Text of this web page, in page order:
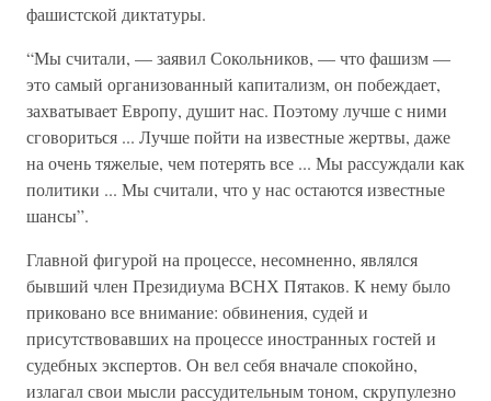
фашистской диктатуры.
“Мы считали, — заявил Сокольников, — что фашизм —
это самый организованный капитализм, он побеждает,
захватывает Европу, душит нас. Поэтому лучше с ними
сговориться ... Лучше пойти на известные жертвы, даже
на очень тяжелые, чем потерять все ... Мы рассуждали как
политики ... Мы считали, что у нас остаются известные
шансы”.
Главной фигурой на процессе, несомненно, являлся
бывший член Президиума ВСНХ Пятаков. К нему было
приковано все внимание: обвинения, судей и
присутствовавших на процессе иностранных гостей и
судебных экспертов. Он вел себя вначале спокойно,
излагал свои мысли рассудительным тоном, скрупулезно